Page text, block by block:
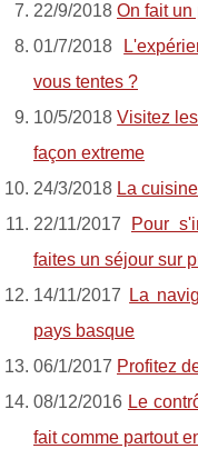
22/9/2018 On fait un
01/7/2018
vous tentes ?
10/5/2018Visitez
façon extreme
24/3/2018 La
22/11/2017
Pour
faites un séjour sur
14/11/2017
La
pays basque
06/1/2017 Profitez
08/12/2016 Le
fait comme partout